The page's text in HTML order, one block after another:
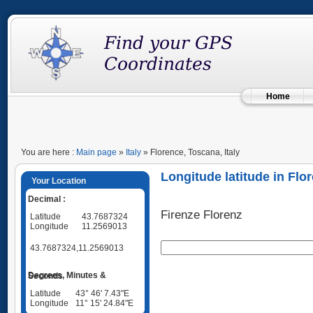
Home
You are here : Main page » Italy » Florence, Toscana, Italy
Your Location
Decimal :
Latitude
43.7687324
Longitude
11.2569013
43.7687324,11.2569013
Degrees, Minutes & Seconds
Latitude
43° 46' 7.43"E
Longitude
11° 15' 24.84"E
Longitude latitude in
Firenze Florenz